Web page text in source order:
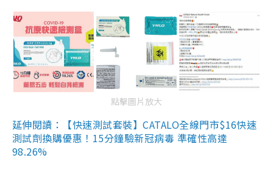
點擊圖片放大
延伸閱讀：【快速測試套裝】CATALO全線門市$16快速
測試劑換購優惠！15分鐘驗新冠病毒 準確性高達
98.26%